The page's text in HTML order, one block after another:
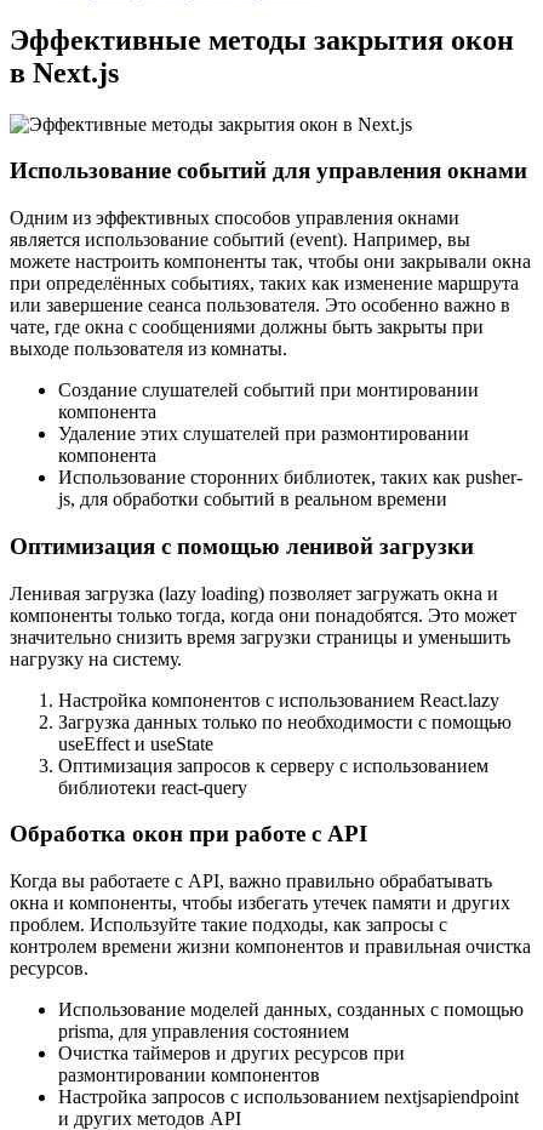
Эффективные методы закрытия окон
в Next.js
Использование событий для управления окнами
Одним из эффективных способов управления окнами
является использование событий (event). Например, вы
можете настроить компоненты так, чтобы они закрывали окна
при определённых событиях, таких как изменение маршрута
или завершение сеанса пользователя. Это особенно важно в
чате, где окна с сообщениями должны быть закрыты при
выходе пользователя из комнаты.
Создание слушателей событий при монтировании
компонента
Удаление этих слушателей при размонтировании
компонента
Использование сторонних библиотек, таких как pusher-
js, для обработки событий в реальном времени
Оптимизация с помощью ленивой загрузки
Ленивая загрузка (lazy loading) позволяет загружать окна и
компоненты только тогда, когда они понадобятся. Это может
значительно снизить время загрузки страницы и уменьшить
нагрузку на систему.
Настройка компонентов с использованием React.lazy
Загрузка данных только по необходимости с помощью
useEffect и useState
Оптимизация запросов к серверу с использованием
библиотеки react-query
Обработка окон при работе с API
Когда вы работаете с API, важно правильно обрабатывать
окна и компоненты, чтобы избегать утечек памяти и других
проблем. Используйте такие подходы, как запросы с
контролем времени жизни компонентов и правильная очистка
ресурсов.
Использование моделей данных, созданных с помощью
prisma, для управления состоянием
Очистка таймеров и других ресурсов при
размонтировании компонентов
Настройка запросов с использованием nextjsapiendpoint
и других методов API